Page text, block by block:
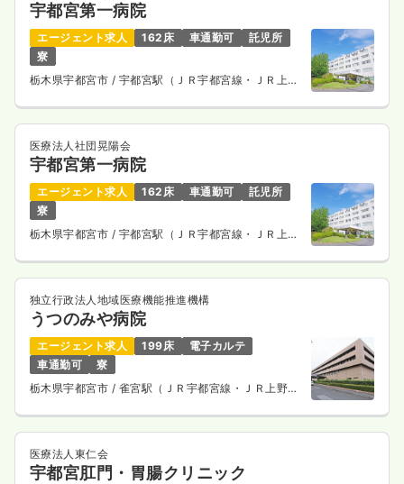
宇都宮第一病院
エージェント求人 162床 車通勤可
託児所
寮
栃木県宇都宮市 / 宇都宮駅（ＪＲ宇都宮線・ＪＲ上野
医療法人社団晃陽会
宇都宮第一病院
エージェント求人 162床 車通勤可
託児所
寮
栃木県宇都宮市 / 宇都宮駅（ＪＲ宇都宮線・ＪＲ上野
独立行政法人地域医療機能推進機構
うつのみや病院
エージェント求人 199床
電子カルテ
車通勤可
寮
栃木県宇都宮市 / 雀宮駅（ＪＲ宇都宮線・ＪＲ上野東
医療法人東仁会
宇都宮肛門・胃腸クリニック